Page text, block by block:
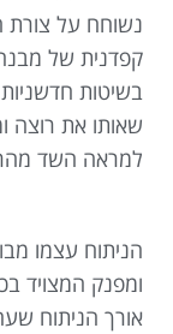
נשוחח על
קפדנית של
בשיטות
שאותו את רוצה
למראה השד
הניתוח עצמו
ומפנק המצויד
אורך הניתוח